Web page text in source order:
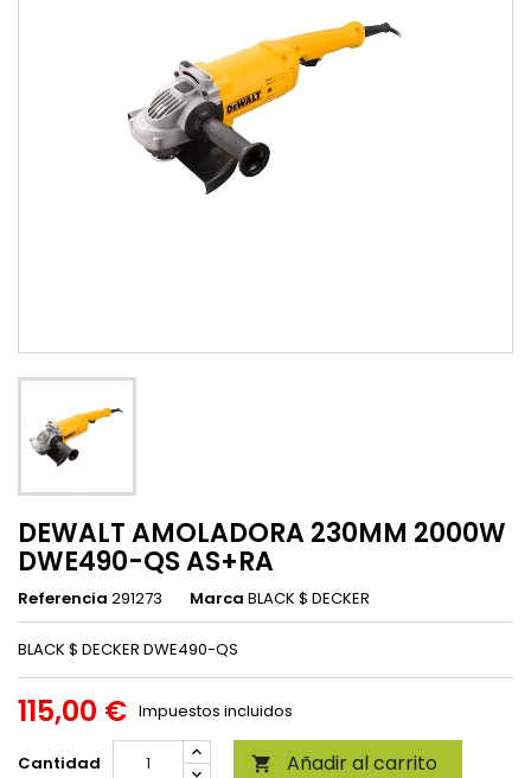
DEWALT AMOLADORA 230MM 2000W
DWE490-QS AS+RA
Referencia 291273 Marca BLACK $ DECKER
BLACK $ DECKER DWE490-QS
115,00 € Impuestos incluidos
Cantidad  Añadir al carrito